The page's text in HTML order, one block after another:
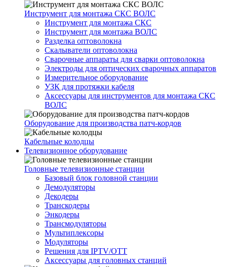
Инструмент для монтажа СКС ВОЛС
Инструмент для монтажа СКС
Инструмент для монтажа ВОЛС
Разделка оптоволокна
Скалыватели оптоволокна
Сварочные аппараты для сварки оптоволокна
Электроды для оптических сварочных аппаратов
Измерительное оборудование
УЗК для протяжки кабеля
Аксессуары для инструментов для монтажа СКС
ВОЛС
Оборудование для производства патч-кордов
Кабельные колодцы
Телевизионное оборудование
Головные телевизионные станции
Базовый блок головной станции
Демодуляторы
Декодеры
Транскодеры
Энкодеры
Трансмодуляторы
Мультиплексоры
Модуляторы
Решения для IPTV/OTT
Аксессуары для головных станций